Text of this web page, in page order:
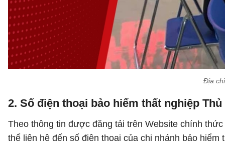
Địa
2. Số điện thoại bảo hiểm thất nghiệp
Theo thông tin được đăng tải trên Website chính
thể liên hệ đến số điện thoại của chi nhánh bảo